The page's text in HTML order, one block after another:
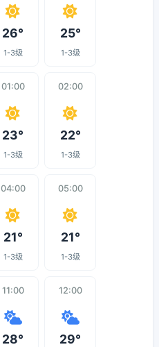
26°
1-3级
25°
1-3级
01:00
23°
1-3级
02:00
22°
1-3级
04:00
21°
1-3级
05:00
21°
1-3级
11:00
28°
12:00
29°